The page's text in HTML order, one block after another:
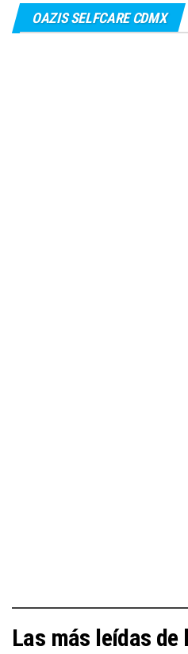
OAZIS SELFCARE CDMX
Las más leídas de